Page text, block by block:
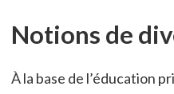
Notions de
À la base de l’éducation